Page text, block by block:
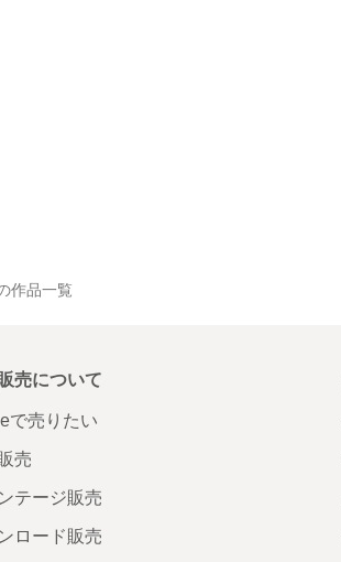
作品一覧
売について
で売りたい
売
テージ販売
ロード販売